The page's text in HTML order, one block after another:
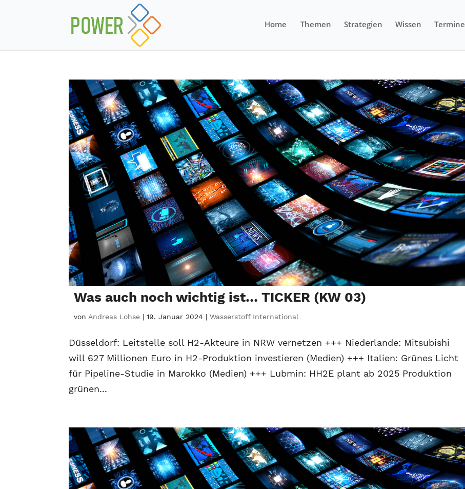
Home Themen Strategien Wissen Termine
Was auch noch wichtig ist… TICKER (KW 03)
vonAndreas Lohse |19. Januar 2024 |Wasserstoff International
Düsseldorf: Leitstelle soll H2-Akteure in NRW vernetzen +++ Niederlande: Mitsubishi
will 627 Millionen Euro in H2-Produktion investieren (Medien) +++ Italien: Grünes Licht
für Pipeline-Studie in Marokko (Medien) +++ Lubmin: HH2E plant ab 2025 Produktion
grünen...